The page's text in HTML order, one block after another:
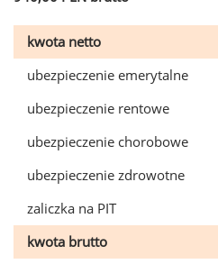
kwota netto
ubezpieczenie emerytalne
ubezpieczenie rentowe
ubezpieczenie chorobowe
ubezpieczenie zdrowotne
zaliczka na PIT
kwota brutto